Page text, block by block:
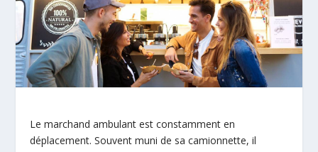
Le marchand ambulant est constamment en
déplacement. Souvent muni de sa camionnette, il